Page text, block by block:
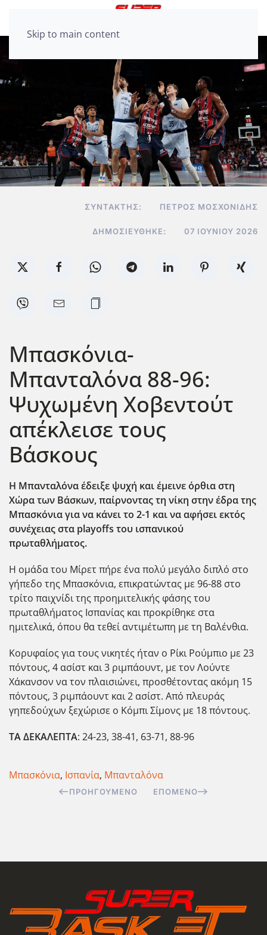
Skip to main content
ΣΥΝΤΆΚΤΗΣ: ΠΈΤΡΟΣ ΜΟΣΧΟΝΊΔΗΣ
ΔΗΜΟΣΙΕΎΘΗΚΕ: 07 ΙΟΥΝΊΟΥ 2026
Μπασκόνια-
Μπανταλόνα 88-96:
Ψυχωμένη Χοβεντούτ
απέκλεισε τους
Βάσκους
Η Μπανταλόνα έδειξε ψυχή και έμεινε όρθια στη
Χώρα των Βάσκων, παίρνοντας τη νίκη στην έδρα της
Μπασκόνια για να κάνει το 2-1 και να αφήσει εκτός
συνέχειας στα playoffs του ισπανικού
πρωταθλήματος.
Η ομάδα του Μίρετ πήρε ένα πολύ μεγάλο διπλό στο
γήπεδο της Μπασκόνια, επικρατώντας με 96-88 στο
τρίτο παιχνίδι της προημιτελικής φάσης του
πρωταθλήματος Ισπανίας και προκρίθηκε στα
ημιτελικά, όπου θα τεθεί αντιμέτωπη με τη Βαλένθια.
Κορυφαίος για τους νικητές ήταν ο Ρίκι Ρούμπιο με 23
πόντους, 4 ασίστ και 3 ριμπάουντ, με τον Λούντε
Χάκανσον να τον πλαισιώνει, προσθέτοντας ακόμη 15
πόντους, 3 ριμπάουντ και 2 ασίστ. Από πλευράς
γηπεδο΄υχων ξεχώρισε ο Κόμπι Σίμονς με 18 πόντους.
ΤΑ ΔΕΚΑΛΕΠΤΑ: 24-23, 38-41, 63-71, 88-96
Μπασκόνια, Ισπανία, Μπανταλόνα
ΠΡΟΗΓΟΎΜΕΝΟ ΕΠΌΜΕΝΟ